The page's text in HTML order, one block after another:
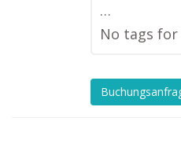
…
No tags